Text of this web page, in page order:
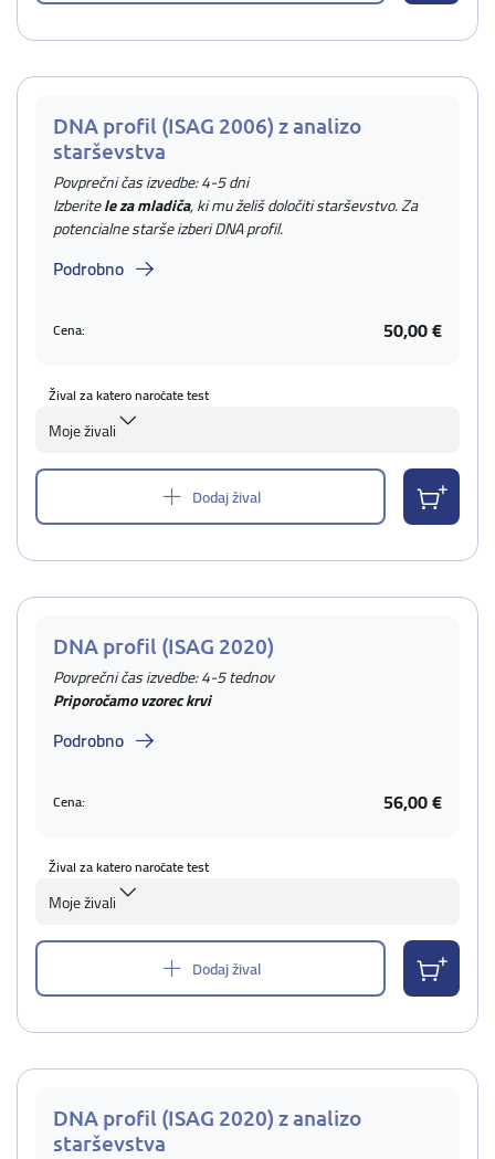
DNA profil (ISAG 2006) z analizo
starševstva
Povprečni čas izvedbe: 4-5 dni
Izberitele za mladiča, ki mu želiš določiti starševstvo. Za
potencialne starše izberi DNA profil.
Podrobno
Cena: 50,00 €
Žival za katero naročate test
Moje živali
Dodaj žival
DNA profil (ISAG 2020)
Povprečni čas izvedbe: 4-5 tednov
Priporočamo vzorec krvi
Podrobno
Cena: 56,00 €
Žival za katero naročate test
Moje živali
Dodaj žival
DNA profil (ISAG 2020) z analizo
starševstva